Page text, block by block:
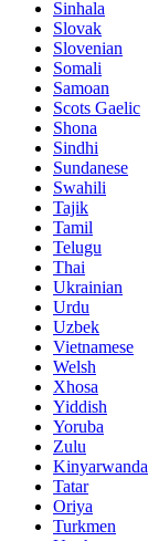
Sinhala
Slovak
Slovenian
Somali
Samoan
Scots Gaelic
Shona
Sindhi
Sundanese
Swahili
Tajik
Tamil
Telugu
Thai
Ukrainian
Urdu
Uzbek
Vietnamese
Welsh
Xhosa
Yiddish
Yoruba
Zulu
Kinyarwanda
Tatar
Oriya
Turkmen